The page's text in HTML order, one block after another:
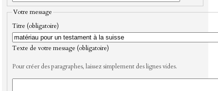
Votre message
Titre (obligatoire)
Texte de votre message (obligatoire)
Pour créer des paragraphes, laissez simplement des lignes vides.